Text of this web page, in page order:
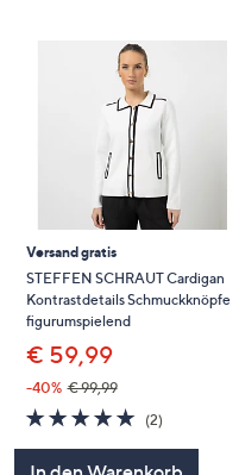
Versand gratis
STEFFEN SCHRAUT Cardigan
Kontrastdetails Schmuckknöpfe
figurumspielend
€ 59,99
-40% € 99,99
5.0
von
(2)